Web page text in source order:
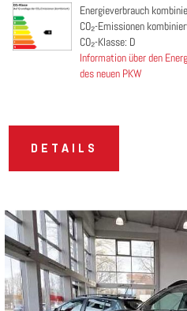
Energieverbrauch
CO₂-Emissionen
CO₂-Klasse: D
Information über den
des neuen PKW
DETAILS